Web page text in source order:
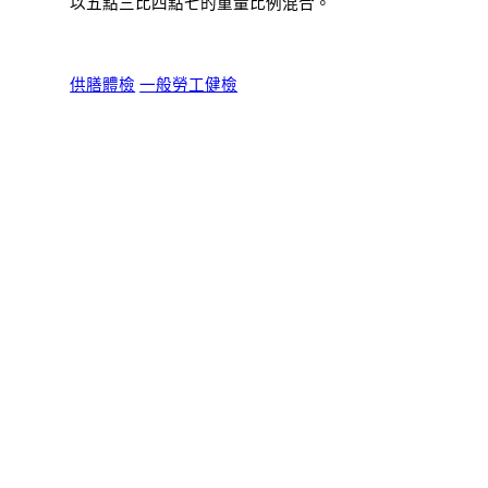
供膳體檢 一般勞工健檢